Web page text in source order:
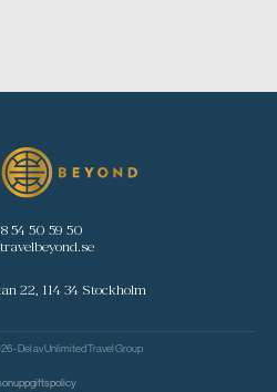
54 50 59 50
22, 114 34 Stockholm
- Del avUnlimited Travel Group